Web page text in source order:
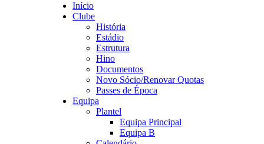
Início
Clube
História
Estádio
Estrutura
Hino
Documentos
Novo Sócio/Renovar Quotas
Passes de Época
Equipa
Plantel
Equipa Principal
Equipa B